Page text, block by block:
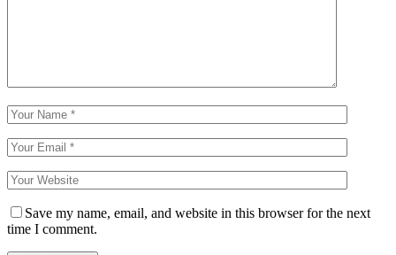
Save my name, email, and website in this browser for the next
time I comment.